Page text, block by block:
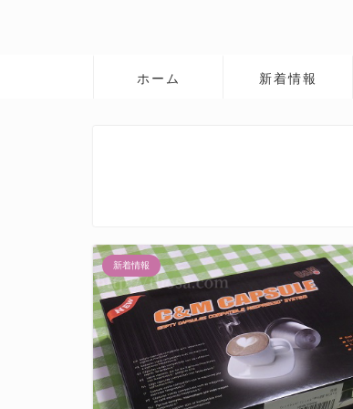
ホーム 新着情報
新着情報